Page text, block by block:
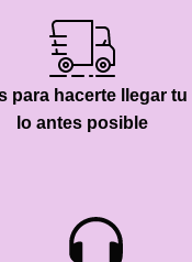
para hacerte llegar
lo antes posible